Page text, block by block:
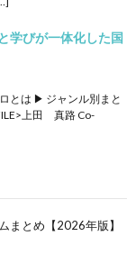
学びが一体化した国
とは ▶ ジャンル別まと
上田 真路 Co-
まとめ【2026年版】